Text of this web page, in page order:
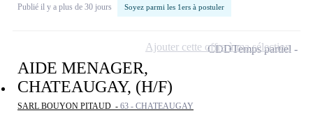
Publié il y a plus de 30 jours Soyez parmi les 1ers à postuler
AIDE MENAGER,
CHATEAUGAY, (H/F)
SARL BOUYON PITAUD - 63 - CHATEAUGAY
CDDTemps partiel
Ajouter cette offre à ma sélection